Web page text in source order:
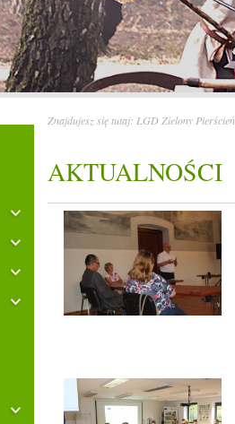
Znajdujesz się tutaj: LGD Zielony Pierścień
AKTUALNOŚCI